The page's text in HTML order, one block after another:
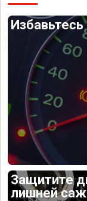
Защитите
лишней